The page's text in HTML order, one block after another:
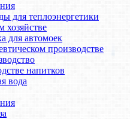
для теплоэнергетики
хозяйстве
для автомоек
производстве
напитков
вода